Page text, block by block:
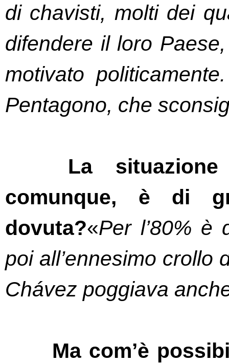
di chavisti, molti dei
difendere il loro
motivato
Pentagono, che
La
comunque, è di
dovuta?«Per l’80% è
poi all’ennesimo crollo
Chávez poggiava
Ma com’è